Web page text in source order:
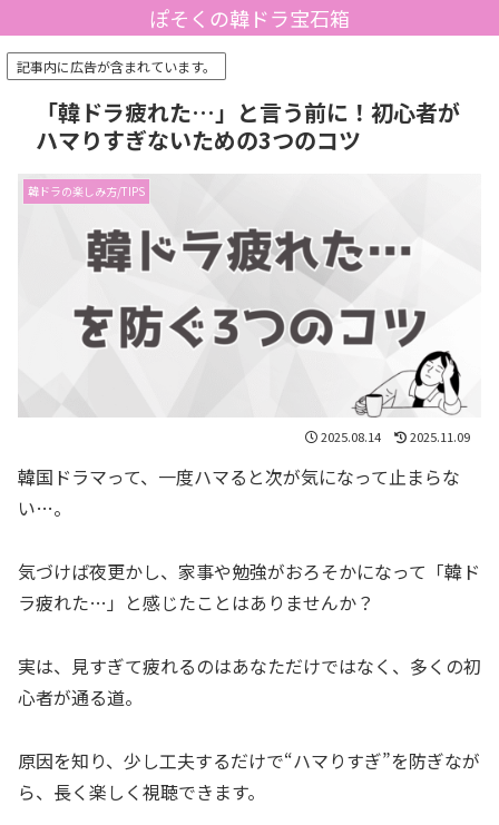
ぽそくの韓ドラ宝石箱
記事内に広告が含まれています。
「韓ドラ疲れた…」と言う前に！初心者が
ハマりすぎないための3つのコツ
韓ドラの楽しみ方/TIPS
2025.08.14 2025.11.09
韓国ドラマって、一度ハマると次が気になって止まらな
い…。
気づけば夜更かし、家事や勉強がおろそかになって「韓ド
ラ疲れた…」と感じたことはありませんか？
実は、見すぎて疲れるのはあなただけではなく、多くの初
心者が通る道。
原因を知り、少し工夫するだけで“ハマりすぎ”を防ぎなが
ら、長く楽しく視聴できます。